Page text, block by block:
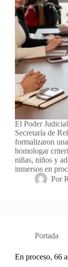
El Poder
Secretaría de
formalizaron
homologar
niñas, niños y
inmersos en
Por
Portada
En proceso, 66